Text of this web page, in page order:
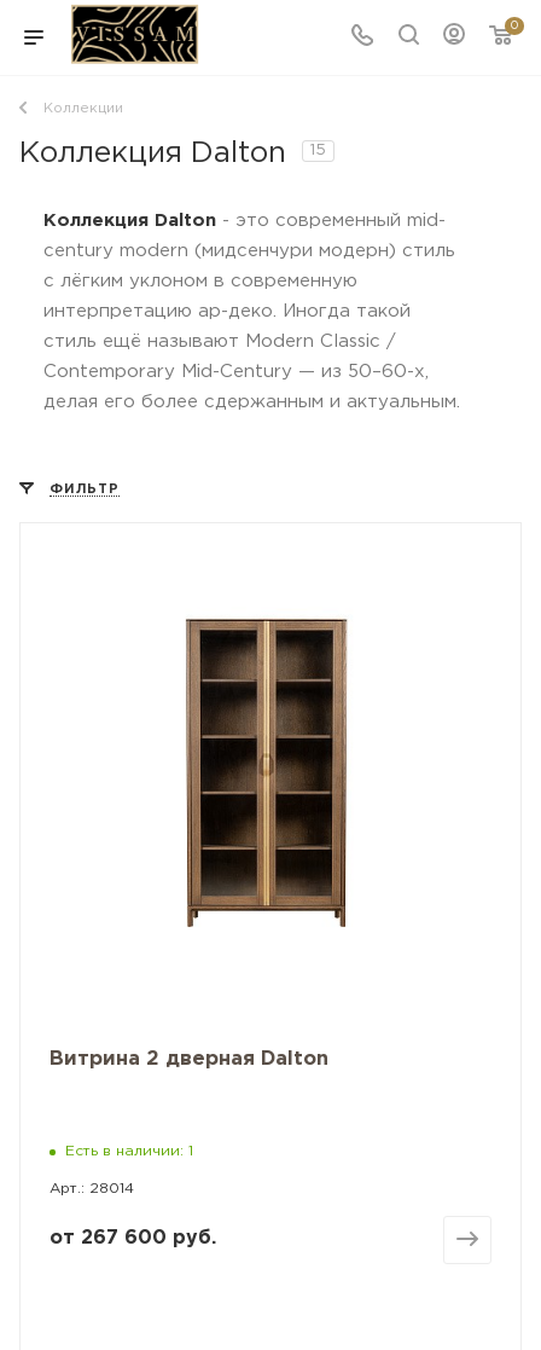
0
Коллекции
Коллекция Dalton 15
Коллекция Dalton - это современный mid-
century modern (мидсенчури модерн) стиль
с лёгким уклоном в современную
интерпретацию ар-деко. Иногда такой
стиль ещё называют Modern Classic /
Contemporary Mid-Century — из 50–60-х,
делая его более сдержанным и актуальным.
ФИЛЬТР
Витрина 2 дверная Dalton
Есть в наличии: 1
Арт.: 28014
от 267 600 руб.